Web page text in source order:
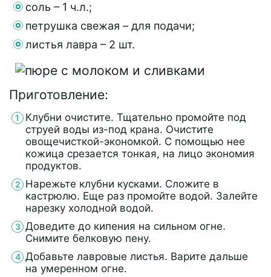
соль – 1 ч.л.;
петрушка свежая – для подачи;
листья лавра – 2 шт.
Приготовление:
Клубни очистите. Тщательно промойте под
струей воды из-под крана. Очистите
овощечисткой-экономкой. С помощью нее
кожица срезается тонкая, на лицо экономия
продуктов.
Нарежьте клубни кусками. Сложите в
кастрюлю. Еще раз промойте водой. Залейте
нарезку холодной водой.
Доведите до кипения на сильном огне.
Снимите белковую пену.
Добавьте лавровые листья. Варите дальше
на умеренном огне.